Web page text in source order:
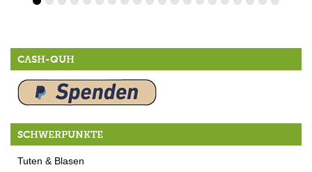
CASH-QUH
SCHWERPUNKTE
Tuten & Blasen